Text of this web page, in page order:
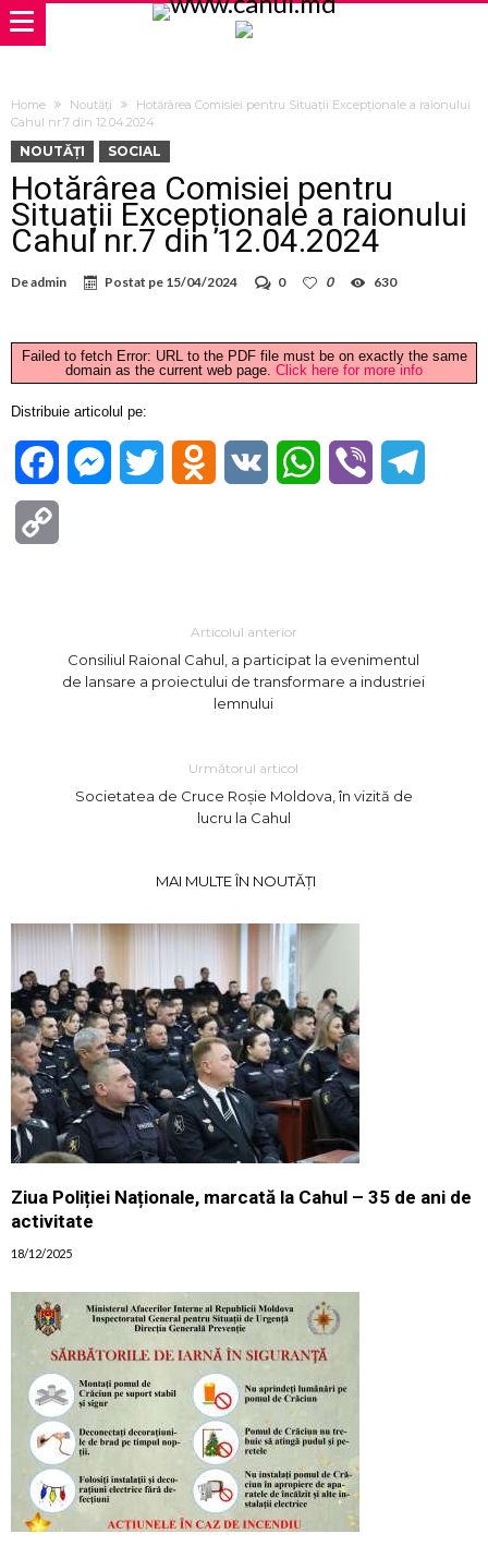
Home Noutăți
Hotărârea Comisiei pentru Situații Excepționale a raionului
Cahul nr.7 din 12.04.2024
NOUTĂȚI SOCIAL
Hotărârea Comisiei pentru
Situații Excepționale a raionului
Cahul nr.7 din 12.04.2024
Deadmin Postat pe 15/04/2024 0 0 630
Failed to fetch Error: URL to the PDF file must be on exactly the same
domain as the current web page. Click here for more info
Distribuie articolul pe:
FacebookMessenger
Twitter Odnoklassniki
VK WhatsApp
Viber
Articolul anterior
Consiliul Raional Cahul, a participat la evenimentul
de lansare a proiectului de transformare a industriei
lemnului
Următorul articol
Societatea de Cruce Roșie Moldova, în vizită de
lucru la Cahul
MAI MULTE ÎN NOUTĂȚI
Ziua Poliției Naționale, marcată la Cahul – 35 de ani de
activitate
18/12/2025